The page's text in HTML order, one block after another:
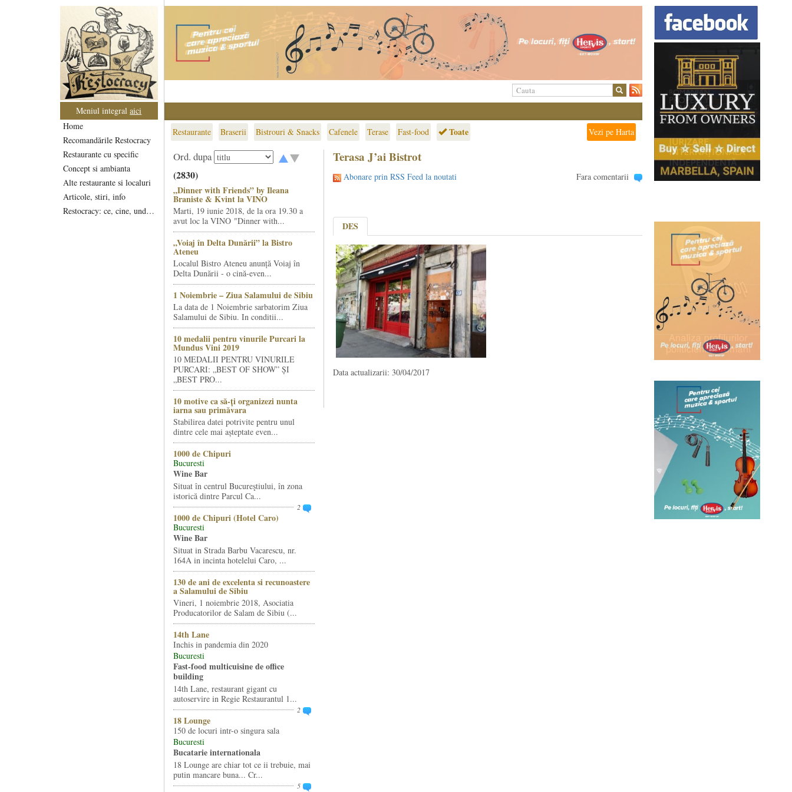
Meniul integralaici
Home
Recomandările Restocracy
Restaurante cu specific
Concept si ambianta
Alte restaurante si localuri
Articole, stiri, info
Restocracy: ce, cine, unde...
Restaurante Braserii Bistrouri & Snacks Cafenele Terase Fast-food Toate Vezi pe Harta
Ord. dupa
(2830)
„Dinner with Friends” by Ileana
Braniste & Kvint la VINO
Marti, 19 iunie 2018, de la ora 19.30 a
avut loc la VINO "Dinner with...
„Voiaj în Delta Dunării” la Bistro
Ateneu
Localul Bistro Ateneu anunță Voiaj în
Delta Dunării - o cină-even...
1 Noiembrie – Ziua Salamului de Sibiu
La data de 1 Noiembrie sarbatorim Ziua
Salamului de Sibiu. In conditii...
10 medalii pentru vinurile Purcari la
Mundus Vini 2019
10 MEDALII PENTRU VINURILE
PURCARI: „BEST OF SHOW” ȘI
„BEST PRO...
10 motive ca să-ți organizezi nunta
iarna sau primăvara
Stabilirea datei potrivite pentru unul
dintre cele mai așteptate even...
1000 de Chipuri
Bucuresti
Wine Bar
Situat în centrul Bucureştiului, în zona
istorică dintre Parcul Ca...
2
1000 de Chipuri (Hotel Caro)
Bucuresti
Wine Bar
Situat in Strada Barbu Vacarescu, nr.
164A in incinta hotelelui Caro, ...
130 de ani de excelenta si recunoastere
a Salamului de Sibiu
Vineri, 1 noiembrie 2018, Asociatia
Producatorilor de Salam de Sibiu (...
14th Lane
Inchis in pandemia din 2020
Bucuresti
Fast-food multicuisine de office
building
14th Lane, restaurant gigant cu
autoservire in Regie Restaurantul 1...
2
18 Lounge
150 de locuri intr-o singura sala
Bucuresti
Bucatarie internationala
18 Lounge are chiar tot ce ii trebuie, mai
putin mancare buna... Cr...
5
Terasa J’ai Bistrot
Abonare prin RSS Feed la noutati Fara comentarii
DES
Data actualizarii: 30/04/2017